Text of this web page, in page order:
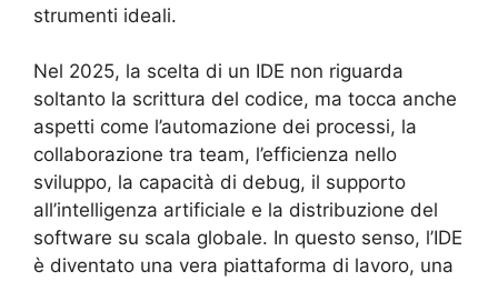
strumenti ideali.
Nel 2025, la scelta di un IDE non riguarda
soltanto la scrittura del codice, ma tocca anche
aspetti come l’automazione dei processi, la
collaborazione tra team, l’efficienza nello
sviluppo, la capacità di debug, il supporto
all’intelligenza artificiale e la distribuzione del
software su scala globale. In questo senso, l’IDE
è diventato una vera piattaforma di lavoro, una